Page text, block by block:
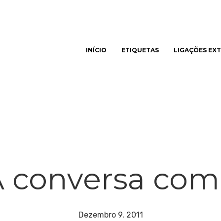
INÍCIO ETIQUETAS LIGAÇÕES
conversa
Dezembro 9, 2011